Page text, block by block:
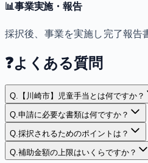
📊事業実施・報告
採択後、事業を実施し完了報告
❓よくある質問
Q. 【川崎市】児童手当とは何ですか？
Q.申請に必要な書類は何ですか？
Q.採択されるためのポイントは？
Q.補助金額の上限はいくらですか？